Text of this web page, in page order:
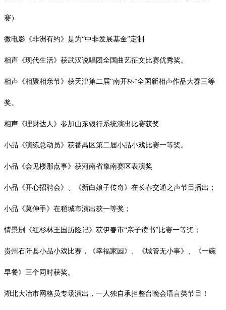
赛）
微电影《非洲有约》是为“中非发展基金”定制
相声《现代生活》获武汉说唱团全国曲艺征文比赛优秀奖。
相声《相聚相亲节》获天津第二届“南开杯”全国新相声作品大赛三等
奖。
相声《理财达人》参加山东银行系统演出比赛获奖
小品《演练总动员》获番禺区第二届小品小戏比赛一等奖。
小品《会见楼那点事》获河南省豫南赛区表演奖
小品《开心招聘会》、《新白娘子传奇》在长春交通之声节目播出；
小品《莫伸手》在稻城市演出获一等奖；
情景剧《红杉林王国历险记》获伊春市“亲子读书”比赛一等奖；
贵州石阡县小品小戏比赛，《幸福家园》、《城管无小事》、《一碗
早餐》三个同时获奖。
湖北大冶市网格员专场演出，一人独自承担整台晚会语言类节目！